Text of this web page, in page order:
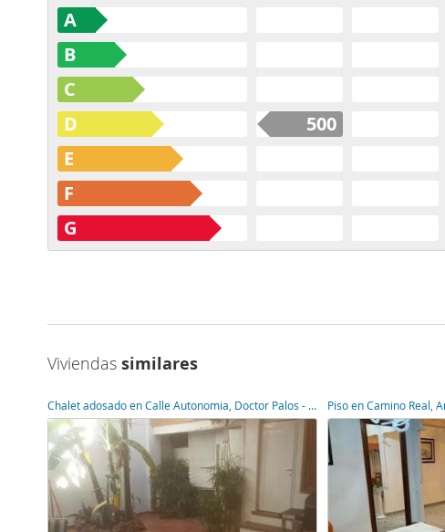
A
B
C
D
500
E
F
G
Viviendas similares
Chalet adosado en Calle Autonomia, Doctor Palos - Alto Palancia, Sagunto/Sagunt,